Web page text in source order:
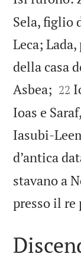
Sela, figlio
Leca;
della casa
Asbea; 

22
Ioas e
Iasubi-
d’antica
stavano a
presso il re